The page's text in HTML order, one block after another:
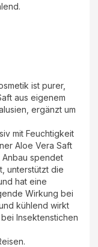
ist purer,
aus eigenem
ergänzt um
mit Feuchtigkeit
Aloe Vera Saft
spendet
unterstützt die
hat eine
Wirkung bei
kühlend wirkt
Insektenstichen